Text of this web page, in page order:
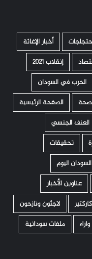
أخبار الإغاثة
إنقلاب 2021
الحرب في السودان
الصفحة الرئيسية
العنف الجنسي
تحقيقات
اليوم
عناوين الأخبار
كاركتير
لاجئون ونازحون
ملفات سودانية